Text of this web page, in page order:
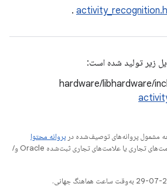
activity_recognition.h
.
زیر تولید شده است:
hardware/libhardware/
مشمول پروانه‌های توصیف‌شده در پروانه محتوا
هستند. جاوا و OpenJDK علامت‌های تجاری یا علامت‌های تجاری ثبت‌شده Oracle و/